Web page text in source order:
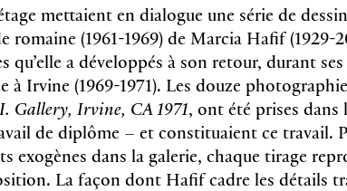
mettaient en dialogue une série de
romaine (1961-1969) de Marcia Hafif (1929-
a développés à son retour, durant
à Irvine (1969-1971). Les douze
Gallery, Irvine, CA 1971, ont été prises dans
de diplôme – et constituaient ce travail.
exogènes dans la galerie, chaque tirage
La façon dont Hafif cadre les détails